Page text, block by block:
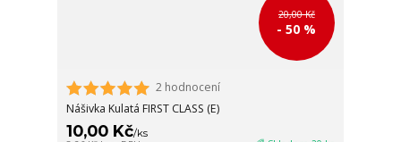
20,00 Kč
- 50 %
2 hodnocení
Nášivka Kulatá FIRST CLASS (E)
10,00 Kč/ks